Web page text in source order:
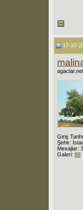
17-10-
agaclar.net
Giriş
Şehir:
Mesajlar:
Galeri: 88